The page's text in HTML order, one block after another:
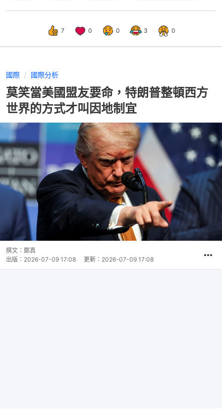
7 0 0 3 0
國際 國際分析
莫笑當美國盟友要命，特朗普整頓西方
世界的方式才叫因地制宜
撰文： 鄭真
出版： 2026-07-09 17:08 更新： 2026-07-09 17:08